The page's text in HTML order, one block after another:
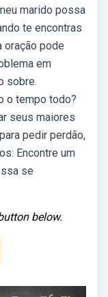
marido possa
te encontras
oração pode
em
sobre.
o tempo todo?
seus maiores
pedir perdão,
Encontre um
se
below.